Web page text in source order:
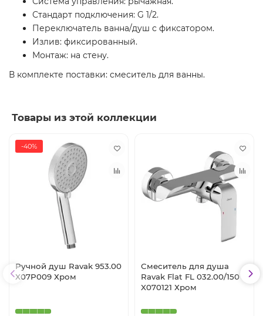
Стандарт подключения: G 1/2.
Переключатель ванна/душ с фиксатором.
Излив: фиксированный.
Монтаж: на стену.
В комплекте поставки: смеситель для ванны.
Товары из этой коллекции
-40%
Ручной душ Ravak 953.00
X07P009 Хром
Смеситель для душа
Ravak Flat FL 032.00/150
X070121 Хром